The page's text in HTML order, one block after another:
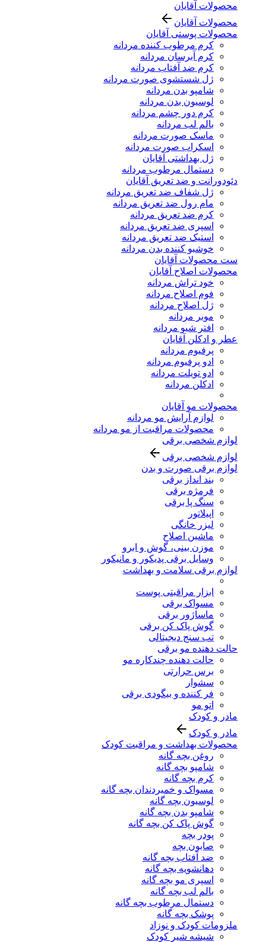
محصولات آقایان
محصولات آقایان
محصولات پوستی آقایان
کرم مرطوب کننده مردانه
کرم آبرسان مردانه
کرم ضد آفتاب مردانه
ژل شستشوی صورت مردانه
شامپو بدن مردانه
لوسیون بدن مردانه
کرم دور چشم مردانه
بالم لب مردانه
ماسک صورت مردانه
اسکراب صورت مردانه
ژل بهداشتی آقایان
دستمال مرطوب مردانه
دئودورانت و ضد تعریق آقایان
ژل شفاف ضد تعریق مردانه
مام رول ضد تعریق مردانه
کرم ضد تعریق مردانه
اسپری ضد تعریق مردانه
استیک ضد تعریق مردانه
خوشبو کننده بدن مردانه
ست محصولات آقایان
محصولات اصلاح آقایان
خود تراش مردانه
فوم اصلاح مردانه
ژل اصلاح مردانه
موبر مردانه
افتر شیو مردانه
عطر و ادکلن آقایان
پرفیوم مردانه
ادو پرفیوم مردانه
ادو تویلت مردانه
ادکلن مردانه
محصولات مو آقایان
لوازم آرایش مو مردانه
محصولات مراقبت از مو مردانه
لوازم شخصی برقی
لوازم شخصی برقی
لوازم برقی صورت و بدن
بند انداز برقی
فرمژه برقی
سنگ پا برقی
اپیلاتور
لیزر خانگی
ماشین اصلاح
موزن بینی، گوش و ابرو
وسایل برقی پدیکور و مانیکور
لوازم برقی سلامت و بهداشت
ابزار مراقبتی پوست
مسواک برقی
ماساژور برقی
گوش پاک کن برقی
تب سنج دیجیتالی
حالت دهنده مو برقی
حالت دهنده چندکاره مو
برس حرارتی
سشوار
فر کننده و بیگودی برقی
اتو مو
مادر و کودک
مادر و کودک
محصولات بهداشت و مراقبت کودک
روغن بچه گانه
شامپو بچه گانه
کرم بچه گانه
مسواک و خمیردندان بچه گانه
لوسیون بچه گانه
شامپو بدن بچه گانه
گوش پاک کن بچه گانه
پودر بچه
صابون بچه
ضد آفتاب بچه گانه
دهانشویه بچه گانه
اسپری مو بچه گانه
بالم لب بچه گانه
دستمال مرطوب بچه گانه
پوشک بچه گانه
ملزومات کودک و نوزاد
شیشه شیر کودک